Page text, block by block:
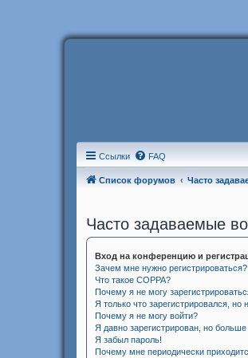
Ссылки FAQ
Список форумов Часто
Часто задаваемые
Вход на конференцию и
Зачем мне нужно регистрироваться?
Что такое COPPA?
Почему я не могу
Я только что зарегистрировался, но
Почему я не могу войти?
Я давно зарегистрирован, но больше
Я забыл пароль!
Почему мне периодически